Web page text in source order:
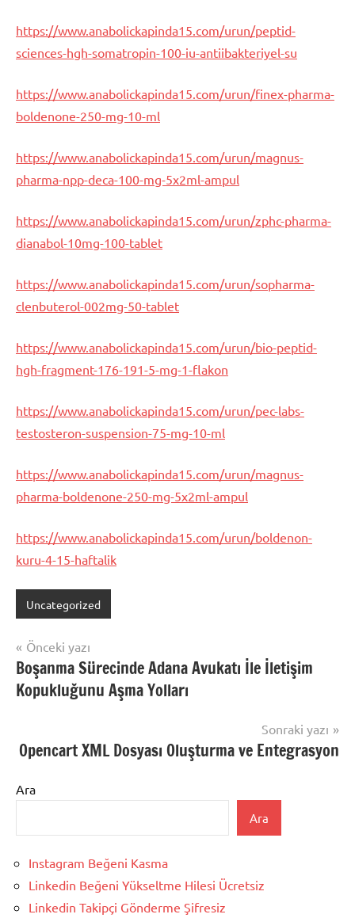
https://www.anabolickapinda15.com/urun/peptid-
sciences-hgh-somatropin-100-iu-antiibakteriyel-su
https://www.anabolickapinda15.com/urun/finex-pharma-
boldenone-250-mg-10-ml
https://www.anabolickapinda15.com/urun/magnus-
pharma-npp-deca-100-mg-5x2ml-ampul
https://www.anabolickapinda15.com/urun/zphc-pharma-
dianabol-10mg-100-tablet
https://www.anabolickapinda15.com/urun/sopharma-
clenbuterol-002mg-50-tablet
https://www.anabolickapinda15.com/urun/bio-peptid-
hgh-fragment-176-191-5-mg-1-flakon
https://www.anabolickapinda15.com/urun/pec-labs-
testosteron-suspension-75-mg-10-ml
https://www.anabolickapinda15.com/urun/magnus-
pharma-boldenone-250-mg-5x2ml-ampul
https://www.anabolickapinda15.com/urun/boldenon-
kuru-4-15-haftalik
Uncategorized
Yazı
gezinmesi
Önceki yazı
Boşanma Sürecinde Adana Avukatı İle İletişim
Kopukluğunu Aşma Yolları
Sonraki yazı
Opencart XML Dosyası Oluşturma ve Entegrasyon
Ara
Ara
Instagram Beğeni Kasma
Linkedin Beğeni Yükseltme Hilesi Ücretsiz
Linkedin Takipçi Gönderme Şifresiz